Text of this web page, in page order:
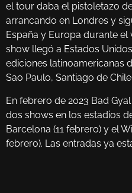
el tour daba el pistoletazo
arrancando en Londres y
España y Europa durante
show llegó a Estados
ediciones latinoamericanas
Sao Paulo, Santiago de
En febrero de 2023 Bad
dos shows en los estadios
Barcelona (11 febrero) y el
febrero). Las entradas ya